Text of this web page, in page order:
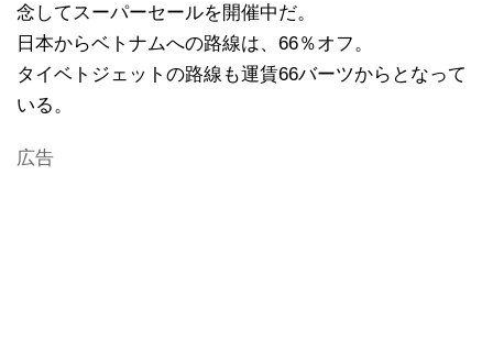
念してスーパーセールを開催中だ。
日本からベトナムへの路線は、66％オフ。
タイベトジェットの路線も運賃66バーツからとなって
いる。
広告